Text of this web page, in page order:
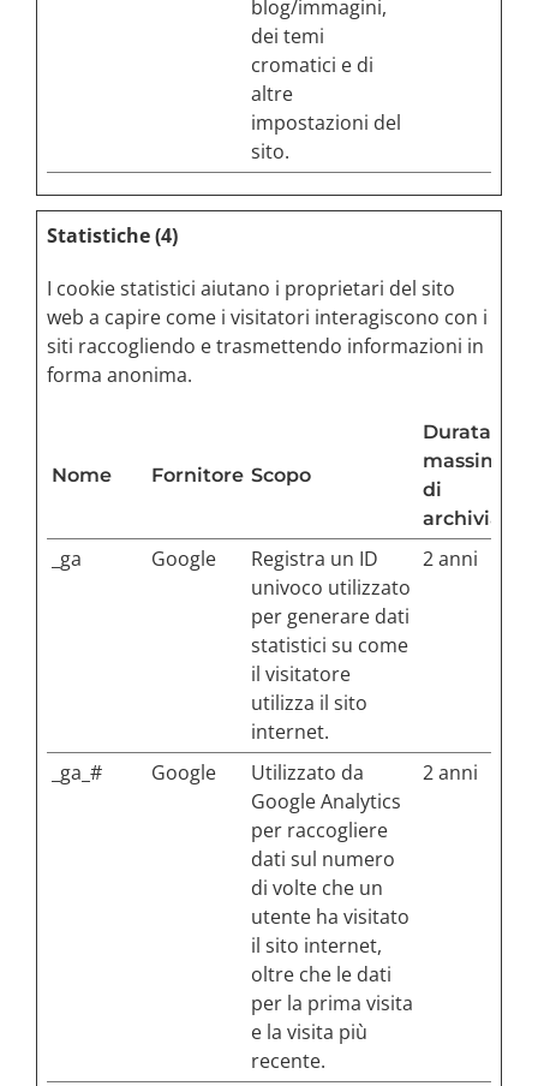
blog/immagini,
dei temi
cromatici e di
altre
impostazioni del
sito.
Statistiche (4)
I cookie statistici aiutano i proprietari del sito
web a capire come i visitatori interagiscono con i
siti raccogliendo e trasmettendo informazioni in
forma anonima.
Nome Fornitore Scopo
Durata
massima
di
_ga Google
Registra un ID
univoco utilizzato
per generare dati
statistici su come
il visitatore
utilizza il sito
internet.
2 anni
_ga_# Google
Utilizzato da
Google Analytics
per raccogliere
dati sul numero
di volte che un
utente ha visitato
il sito internet,
oltre che le dati
per la prima visita
e la visita più
recente.
2 anni